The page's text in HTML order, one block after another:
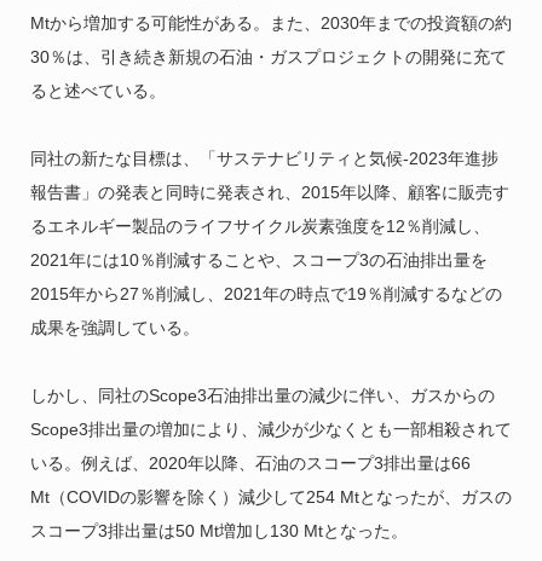
Mtから増加する可能性がある。また、2030年までの投資額の約
30％は、引き続き新規の石油・ガスプロジェクトの開発に充て
ると述べている。
同社の新たな目標は、「サステナビリティと気候-2023年進捗
報告書」の発表と同時に発表され、2015年以降、顧客に販売す
るエネルギー製品のライフサイクル炭素強度を12％削減し、
2021年には10％削減することや、スコープ3の石油排出量を
2015年から27％削減し、2021年の時点で19％削減するなどの
成果を強調している。
しかし、同社のScope3石油排出量の減少に伴い、ガスからの
Scope3排出量の増加により、減少が少なくとも一部相殺されて
いる。例えば、2020年以降、石油のスコープ3排出量は66
Mt（COVIDの影響を除く）減少して254 Mtとなったが、ガスの
スコープ3排出量は50 Mt増加し130 Mtとなった。